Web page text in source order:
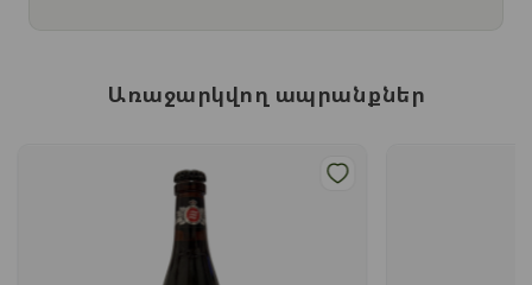
Առաջարկվող ապրանքներ